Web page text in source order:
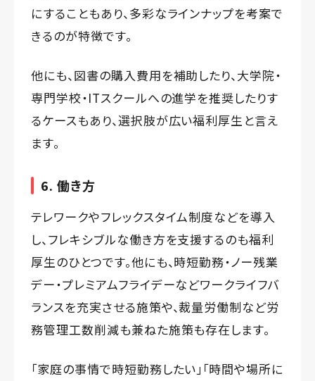
にすることもあり、多彩なラインナップを考案で
きるのが特徴です。
他にも、図書の購入費用を補助したり、大学院・
専門学校・ITスクールへの進学を推奨したりす
るケースもあり、選択肢が広い福利厚生と言え
ます。
6. 働き方
テレワークやフレックスタイム制度などを導入
し、フレキシブルな働き方を支援するのも福利
厚生のひとつです。他にも、時短勤務・ノー残業
デー・プレミアムフライデーなどワークライフバ
ランスを充実させる施策や、裁量労働制など労
務管理工数削減も兼ねた施策も存在します。
「家庭の事情で時短勤務したい」「時間や場所に